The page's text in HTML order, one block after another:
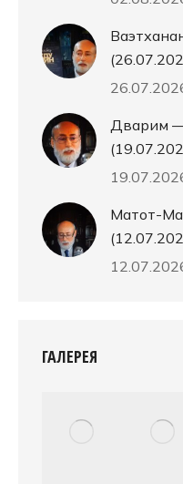
Дварим —
Матот-
ГАЛЕРЕЯ